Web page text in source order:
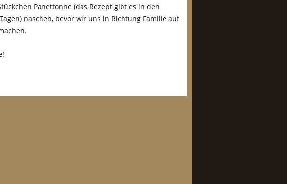
Panettonne (das Rezept gibt es in den
naschen, bevor wir uns in Richtung Familie auf